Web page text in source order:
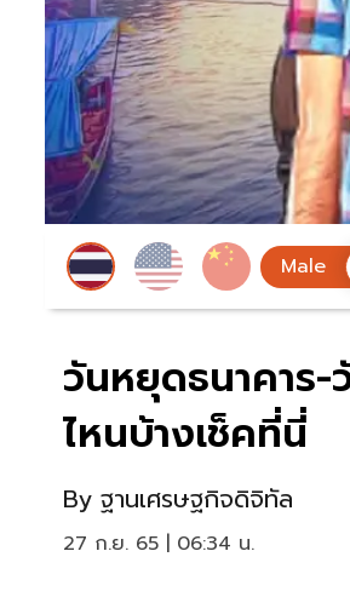
วันหยุดธนาคาร-
ไหนบ้างเช็คที่นี่
By ฐานเศรษฐกิจดิจิทัล
27 ก.ย. 65 | 06:34 น.